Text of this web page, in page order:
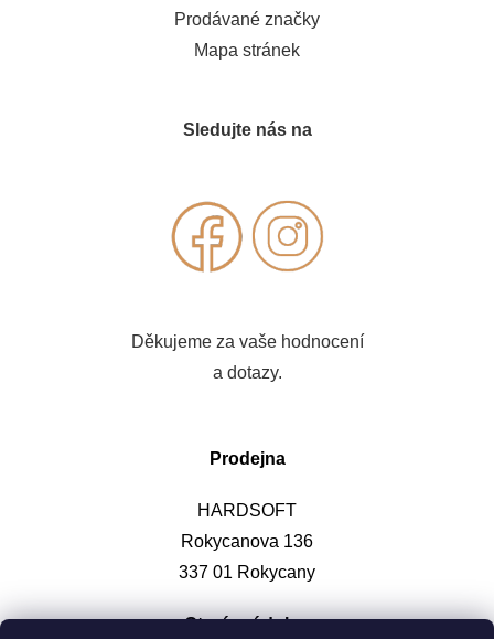
Prodávané značky
Mapa stránek
Sledujte nás na
Děkujeme za vaše hodnocení
a dotazy.
Prodejna
HARDSOFT
Rokycanova 136
337 01 Rokycany
Otevírací doba: